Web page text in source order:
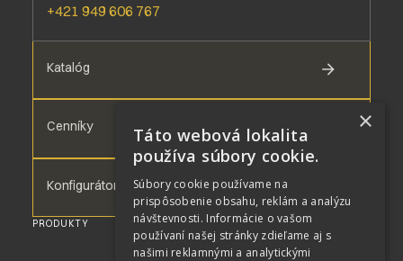
+421 949 606 767
Katalóg
Cenníky
Konfigurátor
PRODUKTY
WPC DOSKY
WPC TERASA
WPC FASÁDA
×
Táto webová lokalita
používa súbory cookie.
Súbory cookie používame na
prispôsobenie obsahu, reklám a analýzu
návštevnosti. Informácie o vašom
používaní našej stránky zdieľame aj s
našimi reklamnými a analytickými